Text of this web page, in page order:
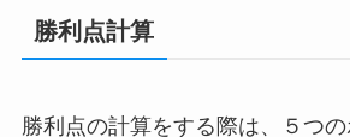
勝利点計算
勝利点の計算をする際は、５つ